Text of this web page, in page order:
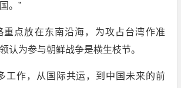
。”
重点放在东南沿海，为攻占台湾作准
认为参与朝鲜战争是横生枝节。
工作，从国际共运，到中国未来的前